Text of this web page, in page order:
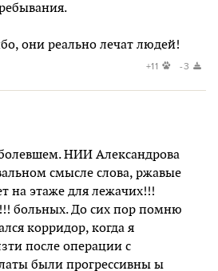
они реально лечат людей!
+11 -3
НИИ Александрова
смысле слова, ржавые
на этаже для лежачих!!!
больных. До сих пор помню
корридор, когда я
после операции с
были прогрессивны ы